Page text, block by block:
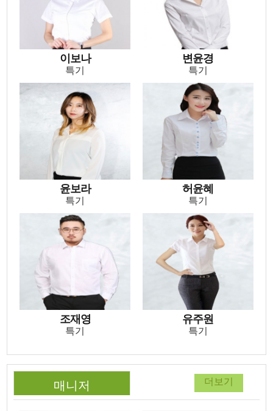
이보나
특기
변윤경
특기
변윤경
특기
윤보라
윤보라
특기
허윤혜
허윤혜
특기
특기
조재영
특기
유주원
특기
유주원
특기
매니저 더보기